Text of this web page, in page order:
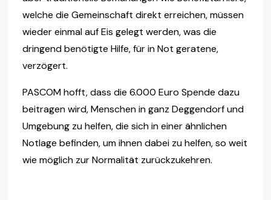
welche die Gemeinschaft direkt erreichen, müssen
wieder einmal auf Eis gelegt werden, was die
dringend benötigte Hilfe, für in Not geratene,
verzögert.
PASCOM hofft, dass die 6.000 Euro Spende dazu
beitragen wird, Menschen in ganz Deggendorf und
Umgebung zu helfen, die sich in einer ähnlichen
Notlage befinden, um ihnen dabei zu helfen, so weit
wie möglich zur Normalität zurückzukehren.